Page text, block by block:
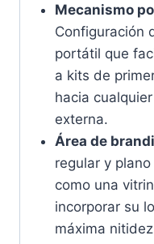
Mecanismo
Configuración
portátil que
a kits de
hacia
externa.
Área de
regular y
como una
incorporar su
máxima